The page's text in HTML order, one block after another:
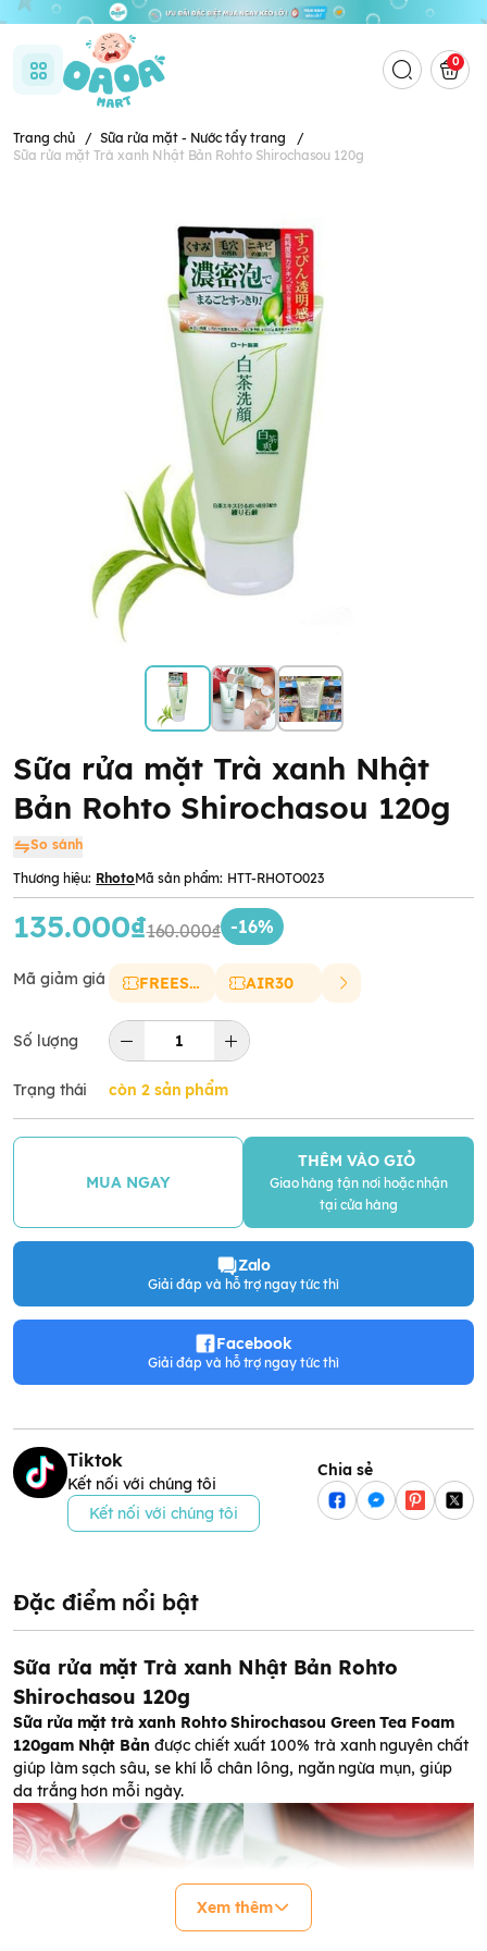
0
Trang chủ / Sữa rửa mặt - Nước tẩy trang
/
Sữa rửa mặt Trà xanh Nhật Bản Rohto Shirochasou 120g
Sữa rửa mặt Trà xanh Nhật
Bản Rohto Shirochasou 120g
So sánh
Thương hiệu: RhotoMã sản phẩm: HTT-RHOTO023
135.000₫160.000₫ -16%
Mã giảm giá FREESHIP AIR30
Số lượng
Trạng thái còn 2 sản phẩm
MUA NGAY
THÊM VÀO GIỎ
Giao hàng tận nơi hoặc nhận
tại cửa hàng
Zalo
Giải đáp và hỗ trợ ngay tức thì
Facebook
Giải đáp và hỗ trợ ngay tức thì
Tiktok
Kết nối với chúng tôi
Kết nối với chúng tôi
Chia sẻ
Đặc điểm nổi bật
Sữa rửa mặt Trà xanh Nhật Bản Rohto
Shirochasou 120g
Sữa rửa mặt trà xanh Rohto Shirochasou Green Tea Foam
120gam Nhật Bản được chiết xuất 100% trà xanh nguyên chất
giúp làm sạch sâu, se khí lỗ chân lông, ngăn ngừa mụn, giúp
da trắng hơn mỗi ngày.
Xem thêm